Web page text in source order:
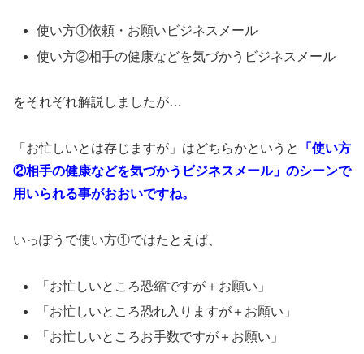
使い方①依頼・お願いビジネスメール
使い方②相手の健康などを気づかうビジネスメール
をそれぞれ解説しましたが…
「お忙しいとは存じますが」はどちらかというと
「使い方
②相手の健康などを気づかうビジネスメール」のシーンで
用いられる事がおおいですね。
いっぽうで使い方①ではたとえば、
「お忙しいところ恐縮ですが＋お願い」
「お忙しいところ恐れ入りますが＋お願い」
「お忙しいところお手数ですが＋お願い」